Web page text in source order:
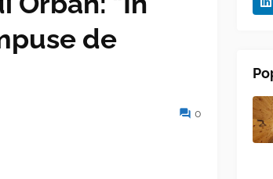
de
0